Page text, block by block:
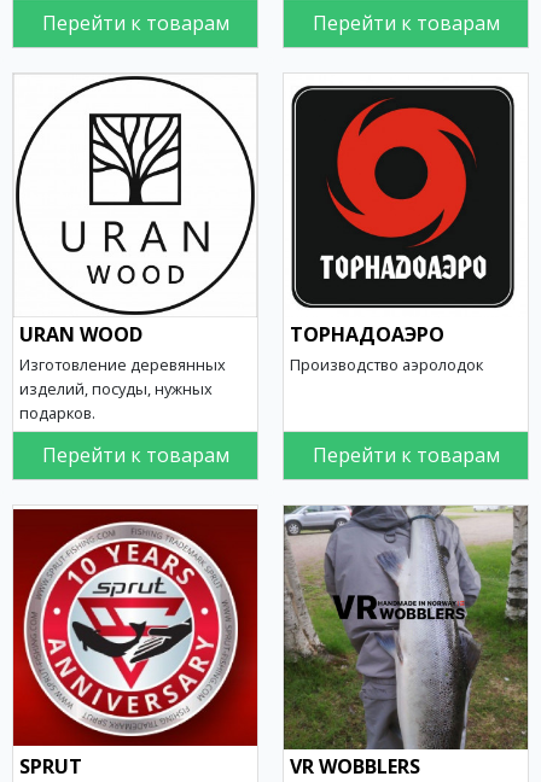
Перейти к товарам Перейти к товарам
URAN WOOD
Изготовление деревянных
изделий, посуды, нужных
подарков.
Перейти к товарам
ТОРНАДОАЭРО
Производство аэролодок
Перейти к товарам
SPRUT VR WOBBLERS